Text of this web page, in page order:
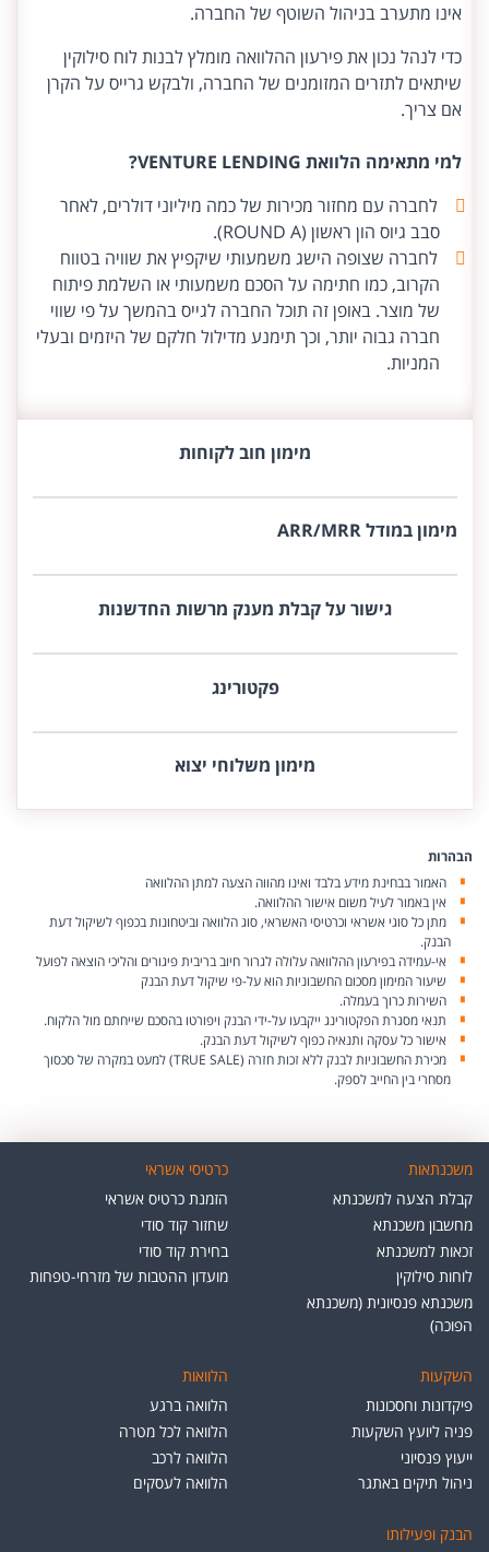
אינו מתערב בניהול השוטף של החברה.
כדי לנהל נכון את פירעון ההלוואה מומלץ לבנות לוח סילוקין
שיתאים לתזרים המזומנים של החברה, ולבקש גרייס על הקרן
אם צריך.
למי מתאימה הלוואת VENTURE LENDING?
לחברה עם מחזור מכירות של כמה מיליוני דולרים, לאחר
סבב גיוס הון ראשון (ROUND A).
לחברה שצופה הישג משמעותי שיקפיץ את שוויה בטווח
הקרוב, כמו חתימה על הסכם משמעותי או השלמת פיתוח
של מוצר. באופן זה תוכל החברה לגייס בהמשך על פי שווי
חברה גבוה יותר, וכך תימנע מדילול חלקם של היזמים ובעלי
המניות.
מימון חוב לקוחות
מימון במודל ARR/MRR
גישור על קבלת מענק מרשות החדשנות
פקטורינג
מימון משלוחי יצוא
הבהרות
האמור בבחינת מידע בלבד ואינו מהווה הצעה למתן ההלוואה
אין באמור לעיל משום אישור ההלוואה.
מתן כל סוגי אשראי וכרטיסי האשראי, סוג הלוואה וביטחונות בכפוף לשיקול דעת
הבנק.
אי-עמידה בפירעון ההלוואה עלולה לגרור חיוב בריבית פיגורים והליכי הוצאה לפועל
שיעור המימון מסכום החשבוניות הוא על-פי שיקול דעת הבנק
השירות כרוך בעמלה.
תנאי מסגרת הפקטורינג ייקבעו על-ידי הבנק ויפורטו בהסכם שייחתם מול הלקוח.
אישור כל עסקה ותנאיה כפוף לשיקול דעת הבנק.
מכירת החשבוניות לבנק ללא זכות חזרה (TRUE SALE) למעט במקרה של סכסוך
מסחרי בין החייב לספק.
משכנתאות
קבלת הצעה למשכנתא
מחשבון משכנתא
זכאות למשכנתא
לוחות סילוקין
משכנתא פנסיונית (משכנתא
הפוכה)
כרטיסי אשראי
הזמנת כרטיס אשראי
שחזור קוד סודי
בחירת קוד סודי
מועדון ההטבות של מזרחי-טפחות
השקעות
פיקדונות וחסכונות
פניה ליועץ השקעות
ייעוץ פנסיוני
ניהול תיקים באתגר
הלוואות
הלוואה ברגע
הלוואה לכל מטרה
הלוואה לרכב
הלוואה לעסקים
הבנק ופעילותו